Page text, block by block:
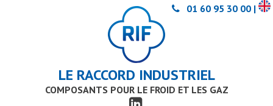
01 60 95 30 00 |
LE RACCORD INDUSTRIEL
COMPOSANTS POUR LE FROID ET LES GAZ